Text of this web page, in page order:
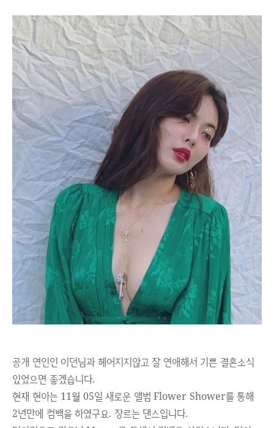
공개 연인인 이던님과 헤어지지않고 잘 연애해서 기쁜 결혼소식
있었으면 좋겠습니다.
현재 현아는 11월 05일 새로운 앨범 Flower Shower를 통해
2년만에 컴백을 하였구요. 장르는 댄스입니다.